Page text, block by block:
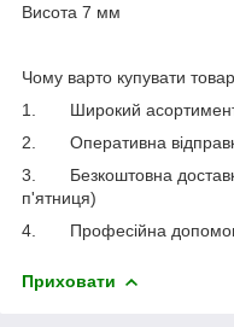
Висота 7 мм
Чому варто купувати
1.
Широкий
2.
Оперативна
3.
Безкоштовна
п'ятниця)
4.
Професійна
Приховати